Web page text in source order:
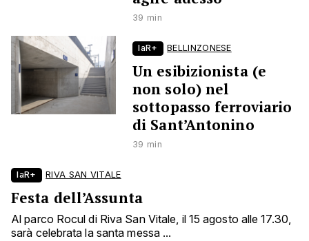
39 min
laR+ BELLINZONESE
Un esibizionista (e
non solo) nel
sottopasso ferroviario
di Sant’Antonino
39 min
laR+ RIVA SAN VITALE
Festa dell’Assunta
Al parco Rocul di Riva San Vitale, il 15 agosto alle 17.30,
sarà celebrata la santa messa ...